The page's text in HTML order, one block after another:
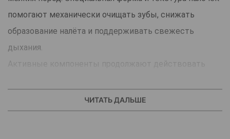
помогают механически очищать зубы, снижать
образование налёта и поддерживать свежесть
дыхания.
Активные компоненты продолжают действовать
Палочки подходят для ежедневного использования,
ЧИТАТЬ ДАЛЬШЕ